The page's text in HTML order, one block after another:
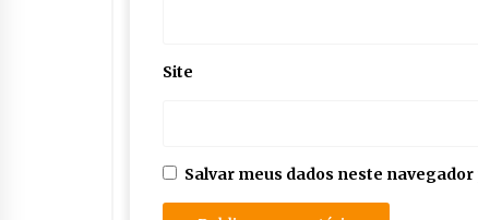
Site
Salvar meus dados neste